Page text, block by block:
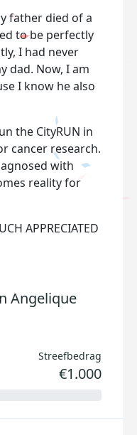
father died of a
to be perfectly
I had never
dad. Now, I am
I know he also
the CityRUN in
cancer research.
with
reality for
APPRECIATED
Angelique
Streefbedrag
€1.000